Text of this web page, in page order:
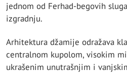
jednom od Ferhad-begovih
izgradnju.
Arhitektura džamije odražava
centralnom kupolom, visokim
ukrašenim unutrašnjim i